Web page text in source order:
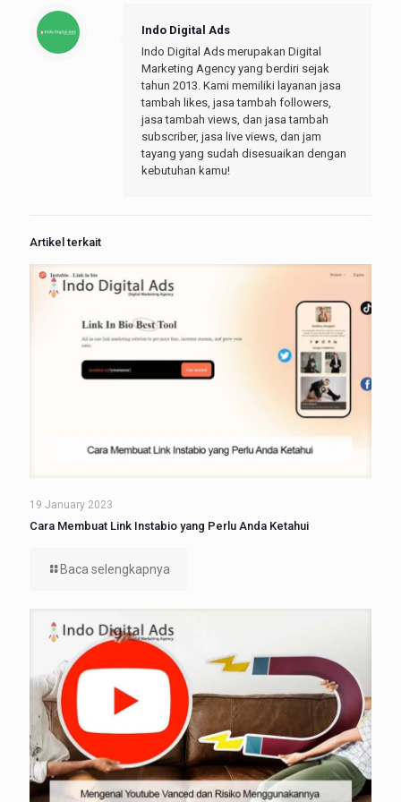
Indo Digital Ads
Indo Digital Ads merupakan Digital
Marketing Agency yang berdiri sejak
tahun 2013. Kami memiliki layanan jasa
tambah likes, jasa tambah followers,
jasa tambah views, dan jasa tambah
subscriber, jasa live views, dan jam
tayang yang sudah disesuaikan dengan
kebutuhan kamu!
Artikel terkait
19 January 2023
Cara Membuat Link Instabio yang Perlu Anda Ketahui
Baca selengkapnya